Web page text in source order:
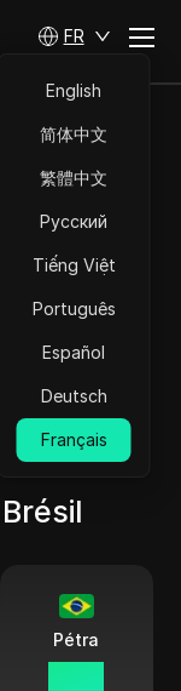
FR
English
简体中文
繁體中文
Русский
Tiếng Việt
Português
Español
Deutsch
Français
Brésil Santos
Brésil
actuelle
Pétra